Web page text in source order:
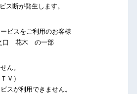
ス断が発生します。
ビスをご利用のお客様
口 花木 の一部
ん。
Ｖ）
スが利用できません。